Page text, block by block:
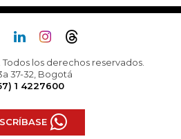
Todos los derechos reservados.
37-32, Bogotá
1 4227600